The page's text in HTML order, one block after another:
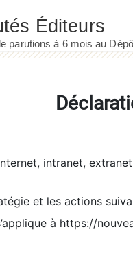
intranet,
et les actions
à https://